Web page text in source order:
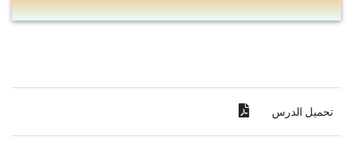
تحميل الدرس